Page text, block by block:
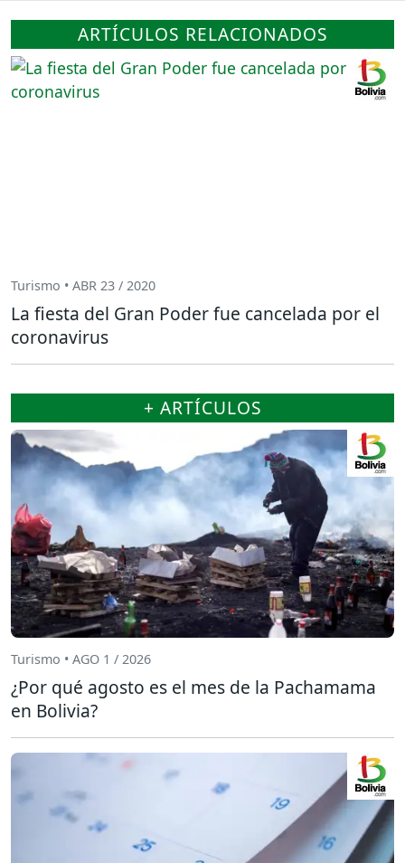
ARTÍCULOS RELACIONADOS
Turismo • ABR 23 / 2020
La fiesta del Gran Poder fue cancelada por el
coronavirus
+ ARTÍCULOS
Turismo • AGO 1 / 2026
¿Por qué agosto es el mes de la Pachamama
en Bolivia?